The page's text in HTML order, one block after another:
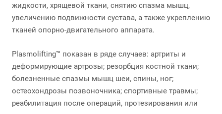
жидкости, хрящевой ткани, снятию спазма мышц,
увеличению подвижности сустава, а также укреплению
тканей опорно-двигательного аппарата.
Plasmolifting™ показан в ряде случаев: артриты и
деформирующие артрозы; резорбция костной ткани;
болезненные спазмы мышц шеи, спины, ног;
остеохондрозы позвоночника; спортивные травмы;
реабилитация после операций, протезирования или